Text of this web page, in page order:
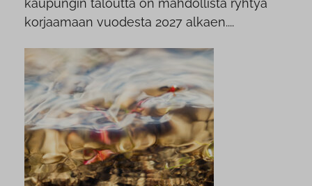
kaupungin taloutta on mahdollista ryhtyä
korjaamaan vuodesta 2027 alkaen....